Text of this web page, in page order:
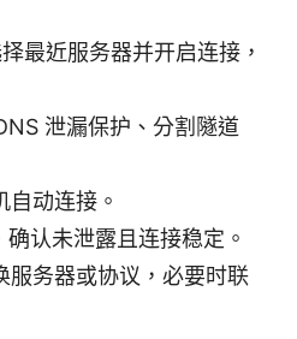
最近服务器并开启连接，
泄漏保护、分割隧道
动连接。
认未泄露且连接稳定。
服务器或协议，必要时联